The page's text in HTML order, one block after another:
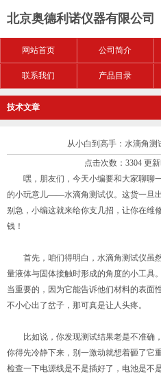
北京奥德利诺仪器有限公司
网站首页 公司简介
联系我们 产品目录
技术文章
从小白到高手：水滴角测
点击次数：3304 更
嘿，朋友们，今天小编要和大家聊聊
的小玩意儿——水滴角测试仪。这货一旦
别急，小编这就来给你支几招，让你在维
钱！
首先，咱们得明白，水滴角测试仪虽
量液体与固体接触时形成的角度的小工具
当重要的，因为它能告诉他们材料的表面
不小心出了岔子，那可真是让人头疼。
比如说，你发现测试结果老是不准确，
你得先冷静下来，别一激动就想着砸了它
检查一下电源线是不是插好了，电池是不